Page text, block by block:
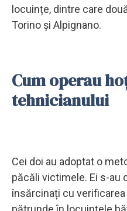
locuințe, dintre care
Torino și Alpignano.
Cum operau
tehnicianului
Cei doi au adoptat o
păcăli victimele. Ei s-au
însărcinați cu